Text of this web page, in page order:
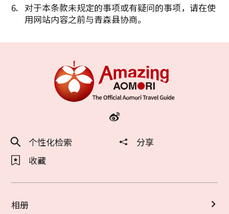
对于本条款未规定的事项或有疑问的事项，请在使
用网站内容之前与青森县协商。
个性化检索
分享
收藏
相册